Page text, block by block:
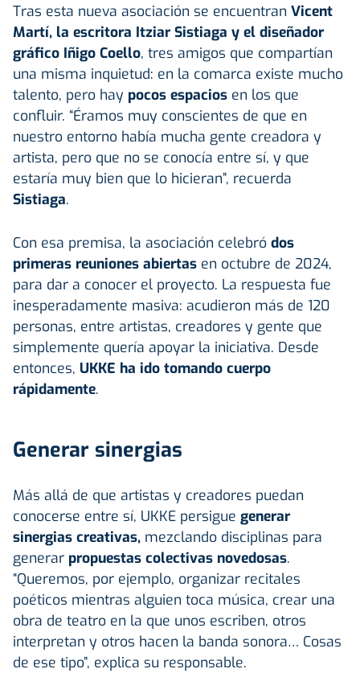
Tras esta nueva asociación se encuentran Vicent
Martí, la escritora Itziar Sistiaga y el diseñador
gráfico Iñigo Coello, tres amigos que compartían
una misma inquietud: en la comarca existe mucho
talento, pero hay pocos espacios en los que
confluir. “Éramos muy conscientes de que en
nuestro entorno había mucha gente creadora y
artista, pero que no se conocía entre sí, y que
estaría muy bien que lo hicieran”, recuerda
Sistiaga.
Con esa premisa, la asociación celebró dos
primeras reuniones abiertas en octubre de 2024,
para dar a conocer el proyecto. La respuesta fue
inesperadamente masiva: acudieron más de 120
personas, entre artistas, creadores y gente que
simplemente quería apoyar la iniciativa. Desde
entonces, UKKE ha ido tomando cuerpo
rápidamente.
Generar sinergias
Más allá de que artistas y creadores puedan
conocerse entre sí, UKKE persigue generar
sinergias creativas, mezclando disciplinas para
generar propuestas colectivas novedosas.
“Queremos, por ejemplo, organizar recitales
poéticos mientras alguien toca música, crear una
obra de teatro en la que unos escriben, otros
interpretan y otros hacen la banda sonora… Cosas
de ese tipo”, explica su responsable.